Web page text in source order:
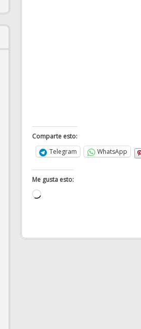
Comparte esto:
Telegram
WhatsApp
Me gusta esto:
Cargando...